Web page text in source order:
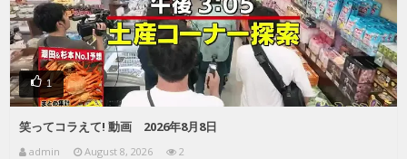
1
笑ってコラえて! 動画 2026年8月8日
admin August 8, 2026 2